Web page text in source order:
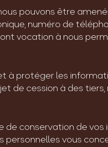
pouvons être
numéro de
vocation à nous
à protéger les
de cession à des
conservation de vos
vous